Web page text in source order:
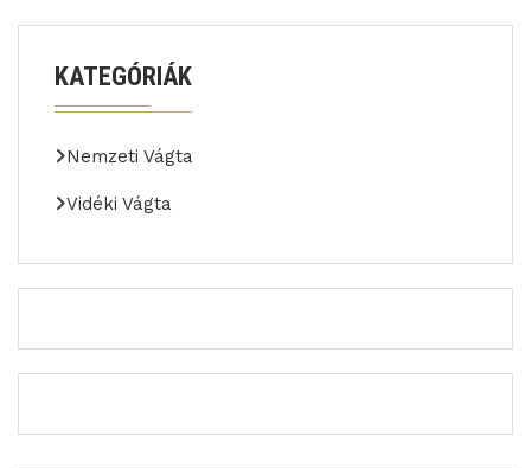
KATEGÓRIÁK
Nemzeti Vágta
Vidéki Vágta